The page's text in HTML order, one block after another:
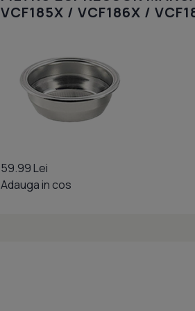
VCF185X / VCF186X /
59.99 Lei
Adauga in cos